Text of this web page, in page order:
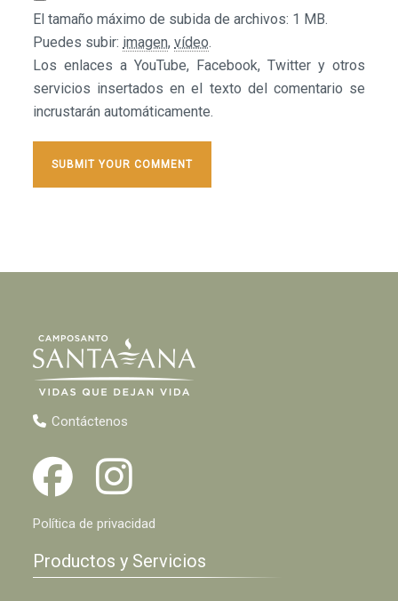
El tamaño máximo de subida de archivos: 1 MB.
Puedes subir: imagen,vídeo.
Los enlaces a YouTube, Facebook, Twitter y otros
servicios insertados en el texto del comentario se
incrustarán automáticamente.
Contáctenos
Política de privacidad
Productos y Servicios